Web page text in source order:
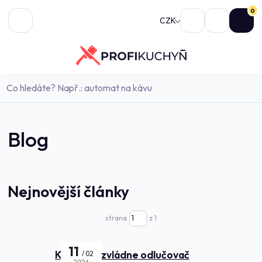
CZK
0
Blog
Nejnovější články
strana z 1
Kolik jídel zvládne odlučovač
11
02